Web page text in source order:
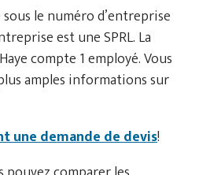
le numéro d’entreprise
est une SPRL. La
compte 1 employé. Vous
amples informations sur
une demande de devis!